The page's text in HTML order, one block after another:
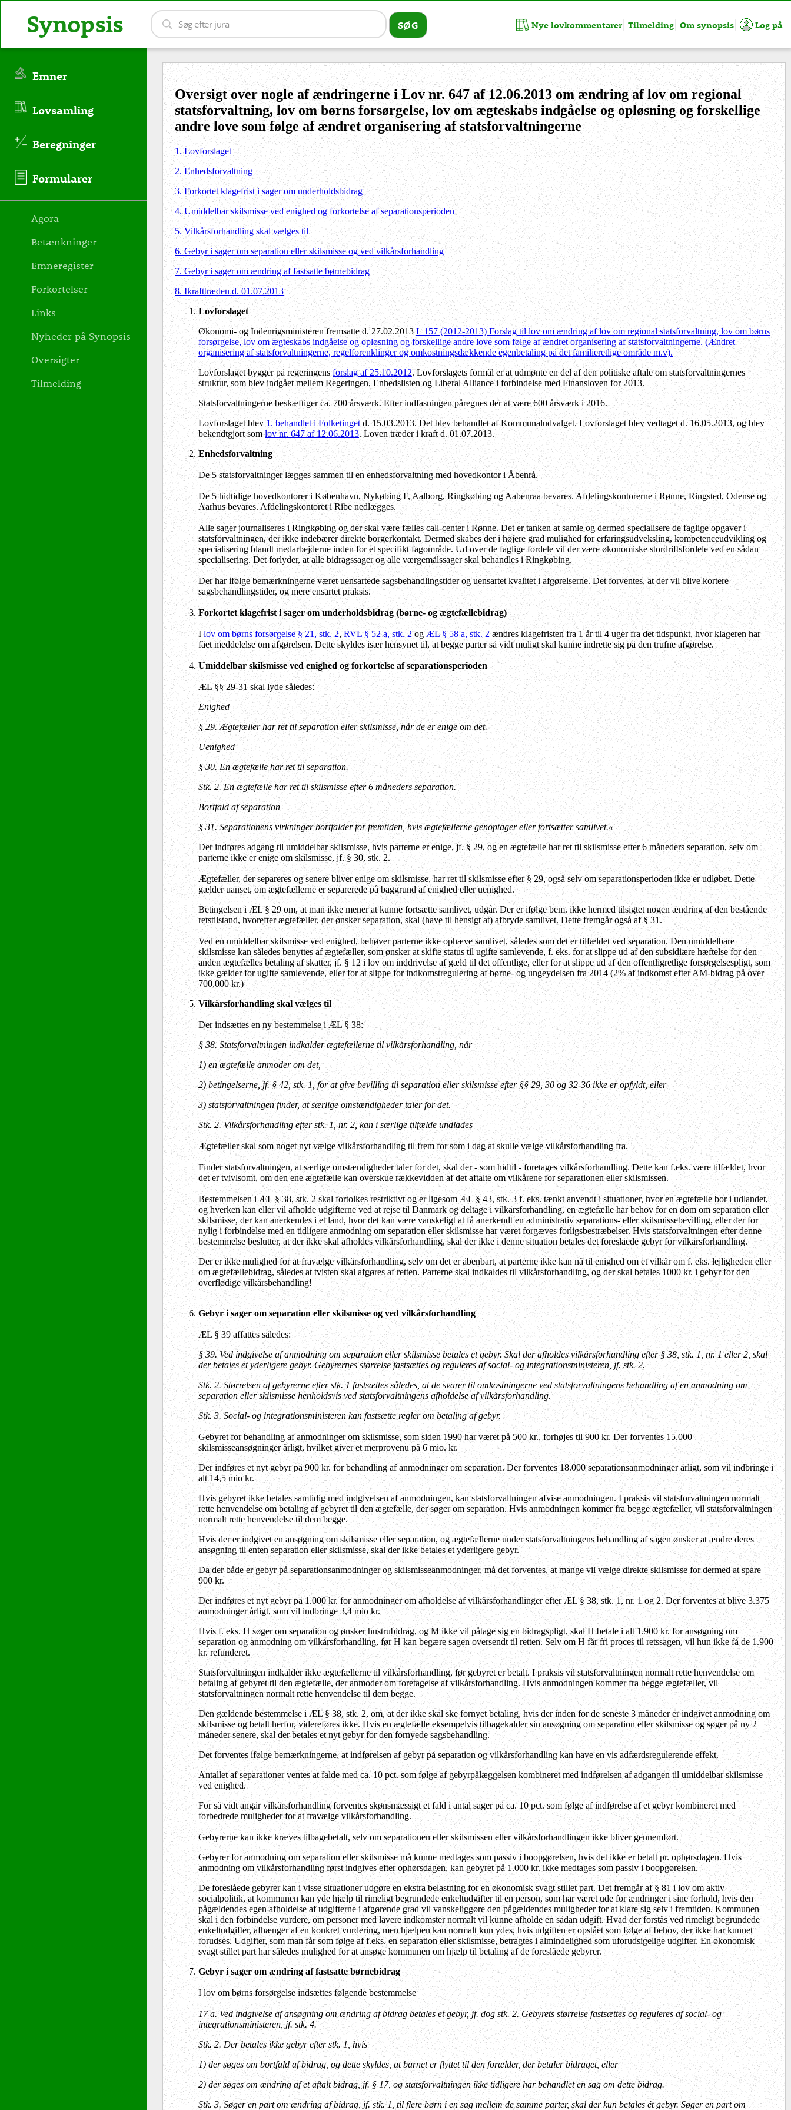
Oversigt over nogle af ændringerne i Lov nr. 647 af 12.06.2013 om ændring af lov om regional
statsforvaltning, lov om børns forsørgelse, lov om ægteskabs indgåelse og opløsning og forskellige
andre love som følge af ændret organisering af statsforvaltningerne
1. Lovforslaget
2. Enhedsforvaltning
3. Forkortet klagefrist i sager om underholdsbidrag
4. Umiddelbar skilsmisse ved enighed og forkortelse af separationsperioden
5. Vilkårsforhandling skal vælges til
6. Gebyr i sager om separation eller skilsmisse og ved vilkårsforhandling
7. Gebyr i sager om ændring af fastsatte børnebidrag
8. Ikrafttræden d. 01.07.2013
Lovforslaget
Økonomi- og Indenrigsministeren fremsatte d. 27.02.2013 L 157 (2012-2013) Forslag til lov om ændring af lov om regional statsforvaltning, lov om børns
forsørgelse, lov om ægteskabs indgåelse og opløsning og forskellige andre love som følge af ændret organisering af statsforvaltningerne. (Ændret
organisering af statsforvaltningerne, regelforenklinger og omkostningsdækkende egenbetaling på det familieretlige område m.v).
Lovforslaget bygger på regeringens forslag af 25.10.2012. Lovforslagets formål er at udmønte en del af den politiske aftale om statsforvaltningernes
struktur, som blev indgået mellem Regeringen, Enhedslisten og Liberal Alliance i forbindelse med Finansloven for 2013.
Statsforvaltningerne beskæftiger ca. 700 årsværk. Efter indfasningen påregnes der at være 600 årsværk i 2016.
Lovforslaget blev1. behandlet i Folketinget d. 15.03.2013. Det blev behandlet af Kommunaludvalget. Lovforslaget blev vedtaget d. 16.05.2013, og blev
bekendtgjort somlov nr. 647 af 12.06.2013. Loven træder i kraft d. 01.07.2013.
Enhedsforvaltning
De 5 statsforvaltninger lægges sammen til en enhedsforvaltning med hovedkontor i Åbenrå.
De 5 hidtidige hovedkontorer i København, Nykøbing F, Aalborg, Ringkøbing og Aabenraa bevares. Afdelingskontorerne i Rønne, Ringsted, Odense og
Aarhus bevares. Afdelingskontoret i Ribe nedlægges.
Alle sager journaliseres i Ringkøbing og der skal være fælles call-center i Rønne. Det er tanken at samle og dermed specialisere de faglige opgaver i
statsforvaltningen, der ikke indebærer direkte borgerkontakt. Dermed skabes der i højere grad mulighed for erfaringsudveksling, kompetenceudvikling og
specialisering blandt medarbejderne inden for et specifikt fagområde. Ud over de faglige fordele vil der være økonomiske stordriftsfordele ved en sådan
specialisering. Det forlyder, at alle bidragssager og alle værgemålssager skal behandles i Ringkøbing.
Der har ifølge bemærkningerne været uensartede sagsbehandlingstider og uensartet kvalitet i afgørelserne. Det forventes, at der vil blive kortere
sagsbehandlingstider, og mere ensartet praksis.
Forkortet klagefrist i sager om underholdsbidrag (børne- og ægtefællebidrag)
Ilov om børns forsørgelse § 21, stk. 2, RVL § 52 a, stk. 2og ÆL § 58 a, stk. 2ændres klagefristen fra 1 år til 4 uger fra det tidspunkt, hvor klageren har
fået meddelelse om afgørelsen. Dette skyldes især hensynet til, at begge parter så vidt muligt skal kunne indrette sig på den trufne afgørelse.
Umiddelbar skilsmisse ved enighed og forkortelse af separationsperioden
ÆL §§ 29-31 skal lyde således:
Enighed
§ 29. Ægtefæller har ret til separation eller skilsmisse, når de er enige om det.
Uenighed
§ 30. En ægtefælle har ret til separation.
Stk. 2. En ægtefælle har ret til skilsmisse efter 6 måneders separation.
Bortfald af separation
§ 31.Separationens virkninger bortfalder for fremtiden, hvis ægtefællerne genoptager eller fortsætter samlivet.«
Der indføres adgang til umiddelbar skilsmisse, hvis parterne er enige, jf. § 29, og en ægtefælle har ret til skilsmisse efter 6 måneders separation, selv om
parterne ikke er enige om skilsmisse, jf. § 30, stk. 2.
Ægtefæller, der separeres og senere bliver enige om skilsmisse, har ret til skilsmisse efter § 29, også selv om separationsperioden ikke er udløbet. Dette
gælder uanset, om ægtefællerne er separerede på baggrund af enighed eller uenighed.
Betingelsen i ÆL § 29 om, at man ikke mener at kunne fortsætte samlivet, udgår. Der er ifølge bem. ikke hermed tilsigtet nogen ændring af den bestående
retstilstand, hvorefter ægtefæller, der ønsker separation, skal (have til hensigt at) afbryde samlivet.Dette fremgår også af § 31.
Ved en umiddelbar skilsmisse ved enighed, behøver parterne ikke ophæve samlivet, således som det er tilfældet ved separation. Den umiddelbare
skilsmisse kan således benyttes af ægtefæller, som ønsker at skifte status til ugifte samlevende, f. eks. for at slippe ud af den subsidiære hæftelse for den
anden ægtefælles betaling af skatter, jf. § 12 i lov om inddrivelse af gæld til det offentlige, eller for at slippe ud af den offentligretlige forsørgelsespligt, som
ikke gælder for ugifte samlevende, eller for at slippe for indkomstregulering af børne- og ungeydelsen fra 2014 (2% af indkomst efter AM-bidrag på over
700.000 kr.)
Vilkårsforhandling skal vælges til
Der indsættes en ny bestemmelse i ÆL § 38:
§ 38. Statsforvaltningen indkalder ægtefællerne til vilkårsforhandling, når
1)en ægtefælle anmoder om det,
2)betingelserne, jf. § 42, stk. 1, for at give bevilling til separation eller skilsmisse efter §§ 29, 30 og 32-36 ikke er opfyldt, eller
3)statsforvaltningen finder, at særlige omstændigheder taler for det.
Stk. 2.Vilkårsforhandling efter stk. 1, nr. 2, kan i særlige tilfælde undlades
Ægtefæller skal som noget nyt vælge vilkårsforhandling til frem for som i dag at skulle vælge vilkårsforhandling fra.
Finder statsforvaltningen, at særlige omstændigheder taler for det, skal der - som hidtil - foretages vilkårsforhandling. Dette kan f.eks. være tilfældet, hvor
det er tvivlsomt, om den ene ægtefælle kan overskue rækkevidden af det aftalte om vilkårene for separationen eller skilsmissen.
Bestemmelsen i ÆL § 38, stk. 2 skal fortolkes restriktivt og er ligesom ÆL § 43, stk. 3 f. eks. tænkt anvendt i situationer, hvor en ægtefælle bor i udlandet,
og hverken kan eller vil afholde udgifterne ved at rejse til Danmark og deltage i vilkårsforhandling, en ægtefælle har behov for en dom om separation eller
skilsmisse, der kan anerkendes i et land, hvor det kan være vanskeligt at få anerkendt en administrativ separations- eller skilsmissebevilling, eller der for
nylig i forbindelse med en tidligere anmodning om separation eller skilsmisse har været forgæves forligsbestræbelser. Hvis statsforvaltningen efter denne
bestemmelse beslutter, at der ikke skal afholdes vilkårsforhandling, skal der ikke i denne situation betales det foreslåede gebyr for vilkårsforhandling.
Der er ikke mulighed for at fravælge vilkårsforhandling, selv om det er åbenbart, at parterne ikke kan nå til enighed om et vilkår om f. eks. lejligheden eller
om ægtefællebidrag, således at tvisten skal afgøres af retten. Parterne skal indkaldes til vilkårsforhandling, og der skal betales 1000 kr. i gebyr for den
overflødige vilkårsbehandling!
Gebyr i sager om separation eller skilsmisse og ved vilkårsforhandling
ÆL § 39 affattes således:
§ 39. Ved indgivelse af anmodning om separation eller skilsmisse betales et gebyr. Skal der afholdes vilkårsforhandling efter § 38, stk. 1, nr. 1 eller 2, skal
der betales et yderligere gebyr. Gebyrernes størrelse fastsættes og reguleres af social- og integrationsministeren, jf. stk. 2.
Stk. 2.Størrelsen af gebyrerne efter stk. 1 fastsættes således, at de svarer til omkostningerne ved statsforvaltningens behandling af en anmodning om
separation eller skilsmisse henholdsvis ved statsforvaltningens afholdelse af vilkårsforhandling.
Stk. 3. Social- og integrationsministeren kan fastsætte regler om betaling af gebyr.
Gebyret for behandling af anmodninger om skilsmisse, som siden 1990 har været på 500 kr., forhøjes til 900 kr. Der forventes 15.000
skilsmisseansøgninger årligt, hvilket giver et merprovenu på 6 mio. kr.
Der indføres et nyt gebyr på 900 kr. for behandling af anmodninger om separation. Der forventes 18.000 separationsanmodninger årligt, som vil indbringe i
alt 14,5 mio kr.
Hvis gebyret ikke betales samtidig med indgivelsen af anmodningen, kan statsforvaltningen afvise anmodningen. I praksis vil statsforvaltningen normalt
rette henvendelse om betaling af gebyret til den ægtefælle, der søger om separation. Hvis anmodningen kommer fra begge ægtefæller, vil statsforvaltningen
normalt rette henvendelse til dem begge.
Hvis der er indgivet en ansøgning om skilsmisse eller separation, og ægtefællerne under statsforvaltningens behandling af sagen ønsker at ændre deres
ansøgning til enten separation eller skilsmisse, skal der ikke betales et yderligere gebyr.
Da der både er gebyr på separationsanmodninger og skilsmisseanmodninger, må det forventes, at mange vil vælge direkte skilsmisse for dermed at spare
900 kr.
Der indføres et nyt gebyr på 1.000 kr. for anmodninger om afholdelse af vilkårsforhandlinger efter ÆL § 38, stk. 1, nr. 1 og 2. Der forventes at blive 3.375
anmodninger årligt, som vil indbringe 3,4 mio kr.
Hvis f. eks. H søger om separation og ønsker hustrubidrag, og M ikke vil påtage sig en bidragspligt, skal H betale i alt 1.900 kr. for ansøgning om
separation og anmodning om vilkårsforhandling, før H kan begære sagen oversendt til retten. Selv om H får fri proces til retssagen, vil hun ikke få de 1.900
kr. refunderet.
Statsforvaltningen indkalder ikke ægtefællerne til vilkårsforhandling, før gebyret er betalt. I praksis vil statsforvaltningen normalt rette henvendelse om
betaling af gebyret til den ægtefælle, der anmoder om foretagelse af vilkårsforhandling. Hvis anmodningen kommer fra begge ægtefæller, vil
statsforvaltningen normalt rette henvendelse til dem begge.
Den gældende bestemmelse i ÆL § 38, stk. 2, om, at der ikke skal ske fornyet betaling, hvis der inden for de seneste 3 måneder er indgivet anmodning om
skilsmisse og betalt herfor, videreføres ikke. Hvis en ægtefælle eksempelvis tilbagekalder sin ansøgning om separation eller skilsmisse og søger på ny 2
måneder senere, skal der betales et nyt gebyr for den fornyede sagsbehandling.
Det forventes ifølge bemærkningerne, at indførelsen af gebyr på separation og vilkårsforhandling kan have en vis adfærdsregulerende effekt.
Antallet af separationer ventes at falde med ca. 10 pct. som følge af gebyrpålæggelsen kombineret med indførelsen af adgangen til umiddelbar skilsmisse
ved enighed.
For så vidt angår vilkårsforhandling forventes skønsmæssigt et fald i antal sager på ca. 10 pct. som følge af indførelse af et gebyr kombineret med
forbedrede muligheder for at fravælge vilkårsforhandling.
Gebyrerne kan ikke kræves tilbagebetalt, selv om separationen eller skilsmissen eller vilkårsforhandlingen ikke bliver gennemført.
Gebyrer for anmodning om separation eller skilsmisse må kunne medtages som passiv i boopgørelsen, hvis det ikke er betalt pr. ophørsdagen. Hvis
anmodning om vilkårsforhandling først indgives efter ophørsdagen, kan gebyret på 1.000 kr. ikke medtages som passiv i boopgørelsen.
De foreslåede gebyrer kan i visse situationer udgøre en ekstra belastning for en økonomisk svagt stillet part. Det fremgår af § 81 i lov om aktiv
socialpolitik, at kommunen kan yde hjælp til rimeligt begrundede enkeltudgifter til en person, som har været ude for ændringer i sine forhold, hvis den
pågældendes egen afholdelse af udgifterne i afgørende grad vil vanskeliggøre den pågældendes muligheder for at klare sig selv i fremtiden. Kommunen
skal i den forbindelse vurdere, om personer med lavere indkomster normalt vil kunne afholde en sådan udgift. Hvad der forstås ved rimeligt begrundede
enkeltudgifter, afhænger af en konkret vurdering, men hjælpen kan normalt kun ydes, hvis udgiften er opstået som følge af behov, der ikke har kunnet
forudses. Udgifter, som man får som følge af f.eks. en separation eller skilsmisse, betragtes i almindelighed som uforudsigelige udgifter. En økonomisk
svagt stillet part har således mulighed for at ansøge kommunen om hjælp til betaling af de foreslåede gebyrer.
Gebyr i sager om ændring af fastsatte børnebidrag
I lov om børns forsørgelse indsættes følgende bestemmelse
17 a.Ved indgivelse af ansøgning om ændring af bidrag betales et gebyr, jf. dog stk. 2. Gebyrets størrelse fastsættes og reguleres af social- og
integrationsministeren, jf. stk. 4.
Stk. 2. Der betales ikke gebyr efter stk. 1, hvis
1)der søges om bortfald af bidrag, og dette skyldes, at barnet er flyttet til den forælder, der betaler bidraget, eller
2)der søges om ændring af et aftalt bidrag, jf. § 17, og statsforvaltningen ikke tidligere har behandlet en sag om dette bidrag.
Stk. 3. Søger en part om ændring af bidrag, jf. stk. 1, til flere børn i en sag mellem de samme parter, skal der kun betales ét gebyr. Søger en part om
Emner
Lovsamling
Beregninger
Formularer
Agora
Betænkninger
Emneregister
Forkortelser
Links
Nyheder på Synopsis
Oversigter
Tilmelding
Synopsis Nye lovkommentarer Tilmelding Om synopsis Log på